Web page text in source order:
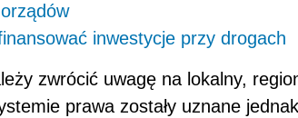
inwestycje przy drogach
zwrócić uwagę na lokalny,
prawa zostały uznane